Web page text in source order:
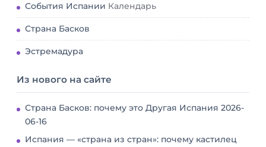
События Испании Календарь
Страна Басков
Эстремадура
Из нового на сайте
Страна Басков: почему это Другая Испания 2026-
06-16
Испания — «страна из стран»: почему кастилец